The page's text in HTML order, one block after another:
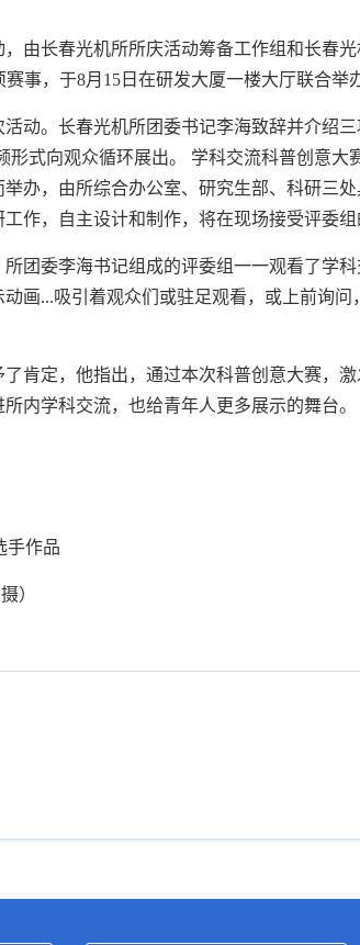
由长春光机所所庆活动筹备工作组和长春
事，于8月15日在研发大厦一楼大厅联合举
动。长春光机所团委书记李海致辞并介绍
式向观众循环展出。 学科交流科普创意大
办，由所综合办公室、研究生部、科研三
作，自主设计和制作，将在现场接受评委组
团委李海书记组成的评委组一一观看了学
画...吸引着观众们或驻足观看，或上前询
肯定，他指出，通过本次科普创意大赛，
内学科交流，也给青年人更多展示的舞台。
手作品
）